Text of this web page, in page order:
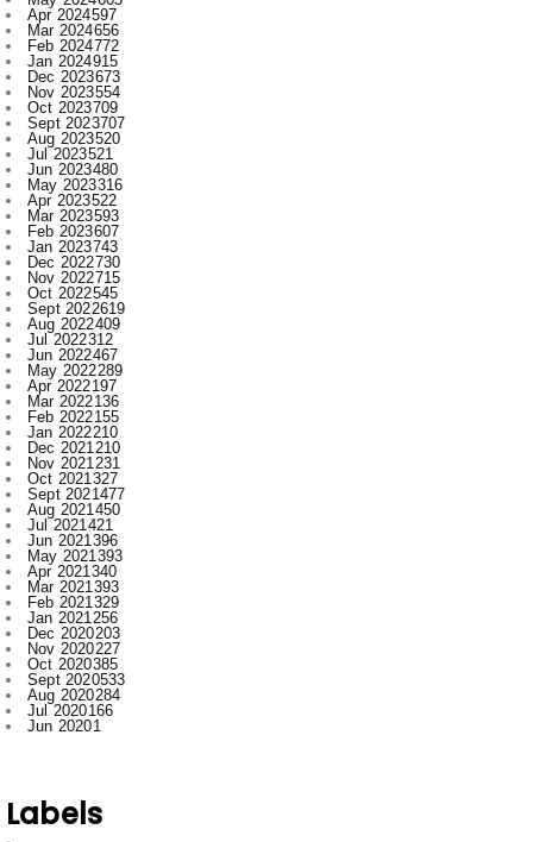
Dec 2023673
Nov 2023554
Oct 2023709
Sept 2023707
Aug 2023520
Jul 2023521
Jun 2023480
May 2023316
Apr 2023522
Mar 2023593
Feb 2023607
Jan 2023743
Dec 2022730
Nov 2022715
Oct 2022545
Sept 2022619
Aug 2022409
Jul 2022312
Jun 2022467
May 2022289
Apr 2022197
Mar 2022136
Feb 2022155
Jan 2022210
Dec 2021210
Nov 2021231
Oct 2021327
Sept 2021477
Aug 2021450
Jul 2021421
Jun 2021396
May 2021393
Apr 2021340
Mar 2021393
Feb 2021329
Jan 2021256
Dec 2020203
Nov 2020227
Oct 2020385
Sept 2020533
Aug 2020284
Jul 2020166
Jun 20201
Ambagarh
Ambagarh Chauki